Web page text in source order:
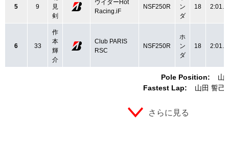
Pole Position:
山
Fastest Lap:
山田 誓己
5 9
見
剣
ウイダーHot
Racing.iF
NSF250R
ン
ダ
18
6 33
作
本
輝
介
Club PARIS
RSC
NSF250R
ホ
ン
ダ
18
さらに見る